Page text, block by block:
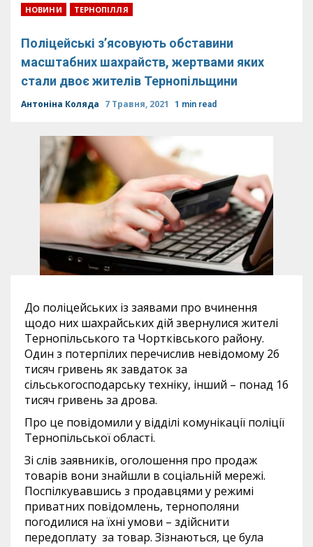
НОВИНИ ТЕРНОПІЛЛЯ
Поліцейські з’ясовують обставини
масштабних шахрайств, жертвами яких
стали двоє жителів Тернопільщини
Антоніна Коляда 7 Травня, 2021 1 min read
До поліцейських із заявами про вчинення
щодо них шахрайських дій звернулися жителі
Тернопільського та Чортківського району.
Один з потерпілих перечислив невідомому 26
тисяч гривень як завдаток за
сільськогосподарську техніку, інший – понад 16
тисяч гривень за дрова.
Про це повідомили у відділі комунікації поліції
Тернопільської області.
Зі слів заявників, оголошення про продаж
товарів вони знайшли в соціальній мережі.
Поспілкувавшись з продавцями у режимі
приватних повідомлень, тернополяни
погодилися на їхні умови – здійснити
передоплату за товар. Зізнаються, це була